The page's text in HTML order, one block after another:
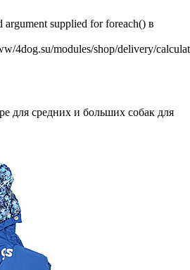
argument supplied for foreach() в
4dog.su/modules/shop/delivery/
для средних и больших собак для